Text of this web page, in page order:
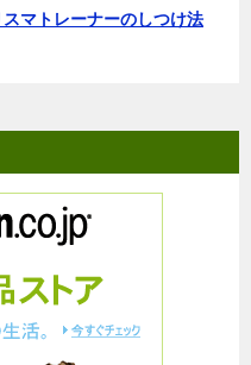
マトレーナーのしつけ法